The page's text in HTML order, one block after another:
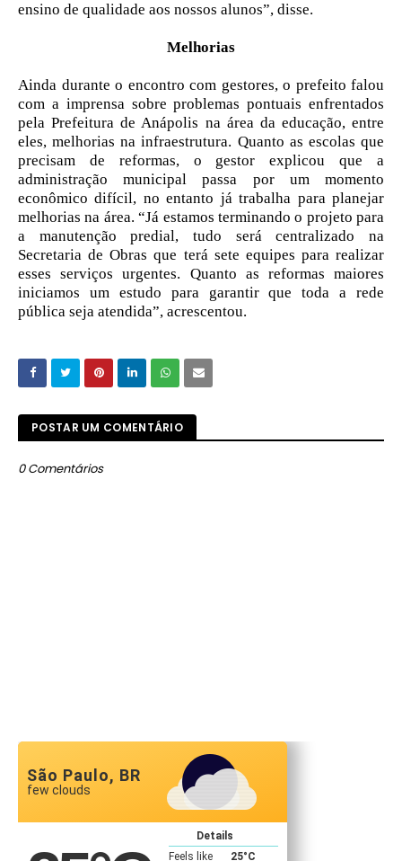
ensino de qualidade aos nossos alunos”, disse.
Melhorias
Ainda durante o encontro com gestores, o prefeito falou
com a imprensa sobre problemas pontuais enfrentados
pela Prefeitura de Anápolis na área da educação, entre
eles, melhorias na infraestrutura. Quanto as escolas que
precisam de reformas, o gestor explicou que a
administração municipal passa por um momento
econômico difícil, no entanto já trabalha para planejar
melhorias na área. “Já estamos terminando o projeto para
a manutenção predial, tudo será centralizado na
Secretaria de Obras que terá sete equipes para realizar
esses serviços urgentes. Quanto as reformas maiores
iniciamos um estudo para garantir que toda a rede
pública seja atendida”, acrescentou.
POSTAR UM COMENTÁRIO
0 Comentários
São Paulo, BR
few clouds
Details
Feels like
25°C